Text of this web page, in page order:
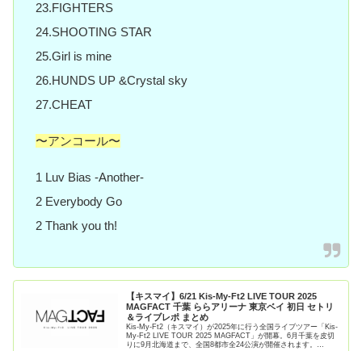
23.FIGHTERS
24.SHOOTING STAR
25.Girl is mine
26.HUNDS UP &Crystal sky
27.CHEAT
〜アンコール〜
1 Luv Bias -Another-
2 Everybody Go
2 Thank you th!
【キスマイ】6/21 Kis-My-Ft2 LIVE TOUR 2025
MAGFACT 千葉 ららアリーナ 東京ベイ 初日 セトリ
＆ライブレポ まとめ
Kis-My-Ft2（キスマイ）が2025年に行う全国ライブツアー「Kis-
My-Ft2 LIVE TOUR 2025 MAGFACT」が開幕。6月千葉を皮切
りに9月北海道まで、全国8都市全24公演が開催されます。